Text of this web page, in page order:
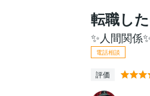
転職し
✨人間関係
電話相談
評価